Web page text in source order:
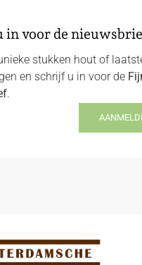
in voor de
stukken hout of
en schrijf u in voor de
.